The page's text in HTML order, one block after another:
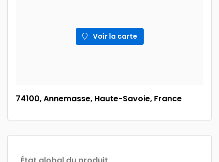
Voir la carte
74100, Annemasse, Haute-Savoie, France